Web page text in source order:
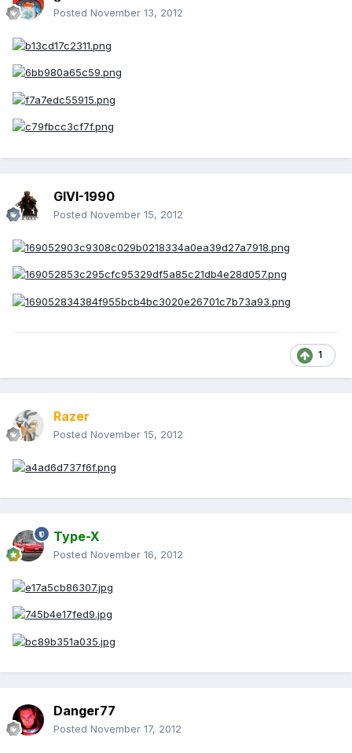
Posted November 13, 2012
GIVI-1990
Posted November 15, 2012
1
Razer
Posted November 15, 2012
Type-X
Posted November 16, 2012
Danger77
Posted November 17, 2012